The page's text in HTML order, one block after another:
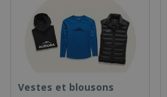
Vestes et blousons